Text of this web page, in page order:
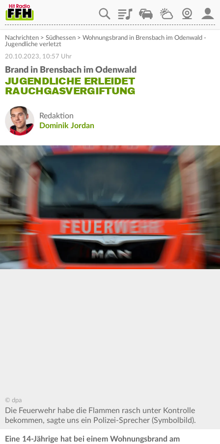
PlaylistStaupilotWetterWebcam
Nachrichten > Südhessen > Wohnungsbrand in Brensbach im Odenwald -
Jugendliche verletzt
20.10.2023, 10:57 Uhr
Brand in Brensbach im Odenwald
JUGENDLICHE ERLEIDET
RAUCHGASVERGIFTUNG
Redaktion
Dominik Jordan
© dpa
Die Feuerwehr habe die Flammen rasch unter Kontrolle
bekommen, sagte uns ein Polizei-Sprecher (Symbolbild).
Eine 14-Jährige hat bei einem Wohnungsbrand am